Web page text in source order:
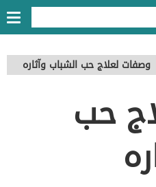
وصفات لعلاج حب الشباب وآثاره
حب